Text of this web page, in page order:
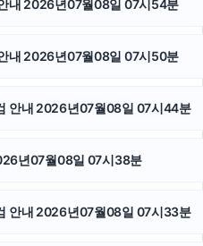
안산피부과
의정부마약변호사
내 2026년07월08일 07시54분
내 2026년07월08일 07시50분
안내 2026년07월08일 07시44분
년07월08일 07시38분
안내 2026년07월08일 07시33분